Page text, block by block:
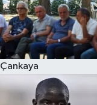
Çankaya